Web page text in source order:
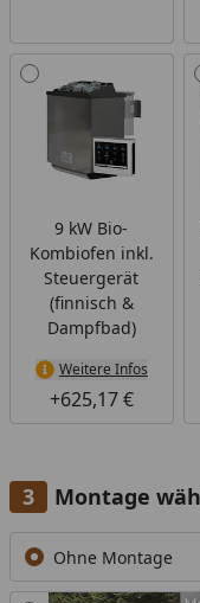
9 kW Bio-
Kombiofen inkl.
Steuergerät
(finnisch &
Dampfbad)
Weitere Infos
+625,17 €
Montage
Ohne Montage